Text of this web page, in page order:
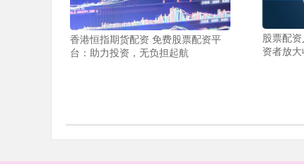
香港恒指期货配资 免费股票配资平
台：助力投资，无负担起航
股票配
资者放